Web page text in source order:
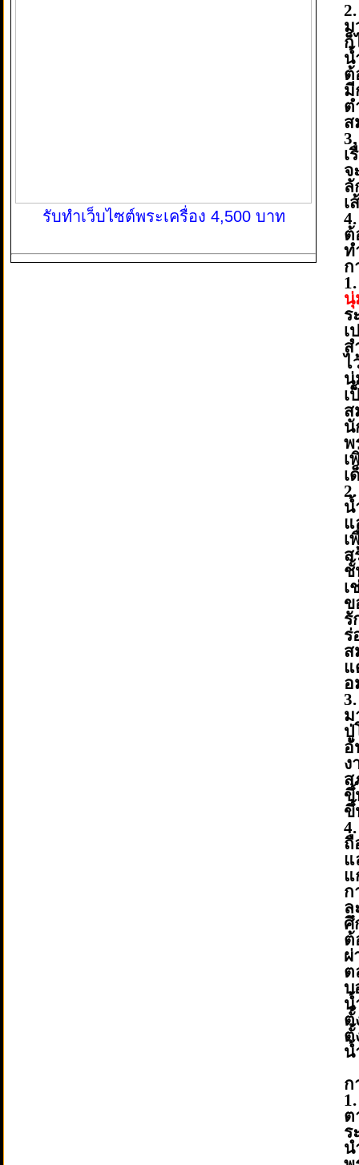
รับทำเว็บไซต์พระเครื่อง 4,500 บาท
ม
ก็
ต้
มี
ต
ส
เ
จ
ลั
เ
ต้
ท
ก
นุ่
ร
เ
ไ
เ
ส
นั
พ
เ
เ
น้
แ
เ
ส
ชั้
เ
ข
รั
ร่
ส
อ
ม
ปู่
อั
ง
ส
ขึ้
ขึ้
ถื
แ
แ
ก
ล
ศึ
ต้
ผ่
ต
บ
น้
ตั้
ตั้
น้
ก
ต
ร
น